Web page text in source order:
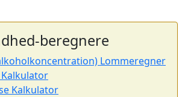
beregnere
Lommeregner
Kalkulator